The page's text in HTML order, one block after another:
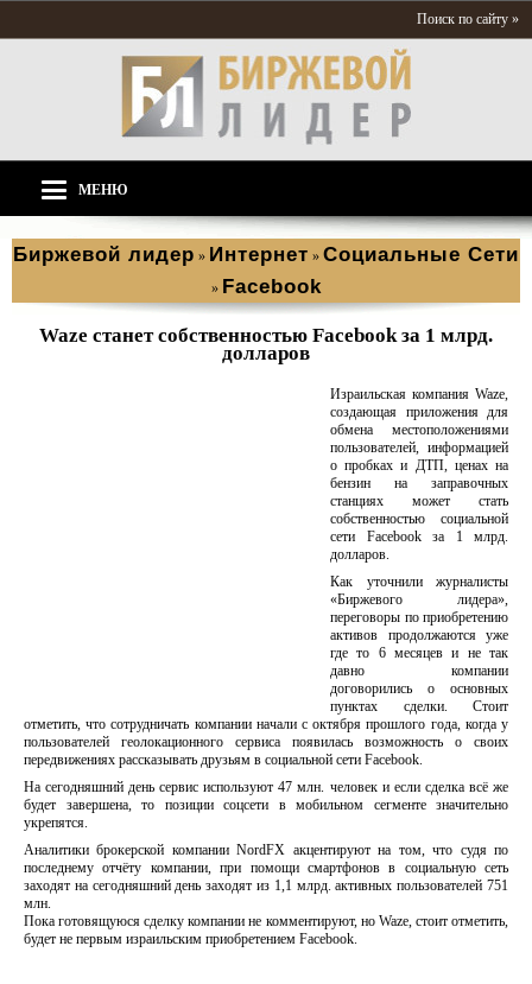
Поиск по сайту »
МЕНЮ
Биржевой лидер » Интернет » Социальные Сети
» Facebook
Waze станет собственностью Fасebook за 1 млрд.
долларов
Израильская компания Waze,
создающая приложения для
обмена местоположениями
пользователей, информацией
о пробках и ДТП, ценах на
бензин на заправочных
станциях может стать
собственностью социальной
сети Fасebook за 1 млрд.
долларов.
Как уточнили журналисты
«Биржевого лидера»,
переговоры по приобретению
активов продолжаются уже
где то 6 месяцев и не так
давно компании
договорились о основных
пунктах сделки. Стоит
отметить, что сотрудничать компании начали с октября прошлого года, когда у
пользователей геолокационного сервиса появилась возможность о своих
передвижениях рассказывать друзьям в социальной сети Fасebook.
На сегодняшний день сервис используют 47 млн. человек и если сделка всё же
будет завершена, то позиции соцсети в мобильном сегменте значительно
укрепятся.
Аналитики брокерской компании NordFX акцентируют на том, что судя по
последнему отчёту компании, при помощи смартфонов в социальную сеть
заходят на сегодняшний день заходят из 1,1 млрд. активных пользователей 751
млн.
Пока готовящуюся сделку компании не комментируют, но Waze, стоит отметить,
будет не первым израильским приобретением Fасebook.